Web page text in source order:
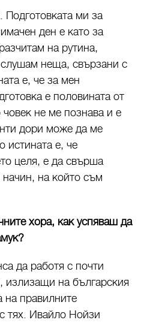
Подготовката ми за
ден е като за
на рутина,
неща, свързани с
е, че за мен
е половината от
не ме познава и е
дори може да ме
истината е, че
целя, е да свърша
на който съм
хора, как успяваш да
да работя с почти
излизащи на българския
на правилните
тях. Ивайло Нойзи